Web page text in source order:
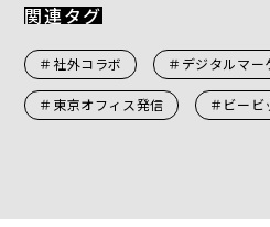
関連タグ
＃社外コラボ ＃デジタルマー
＃東京オフィス発信 ＃ビービ